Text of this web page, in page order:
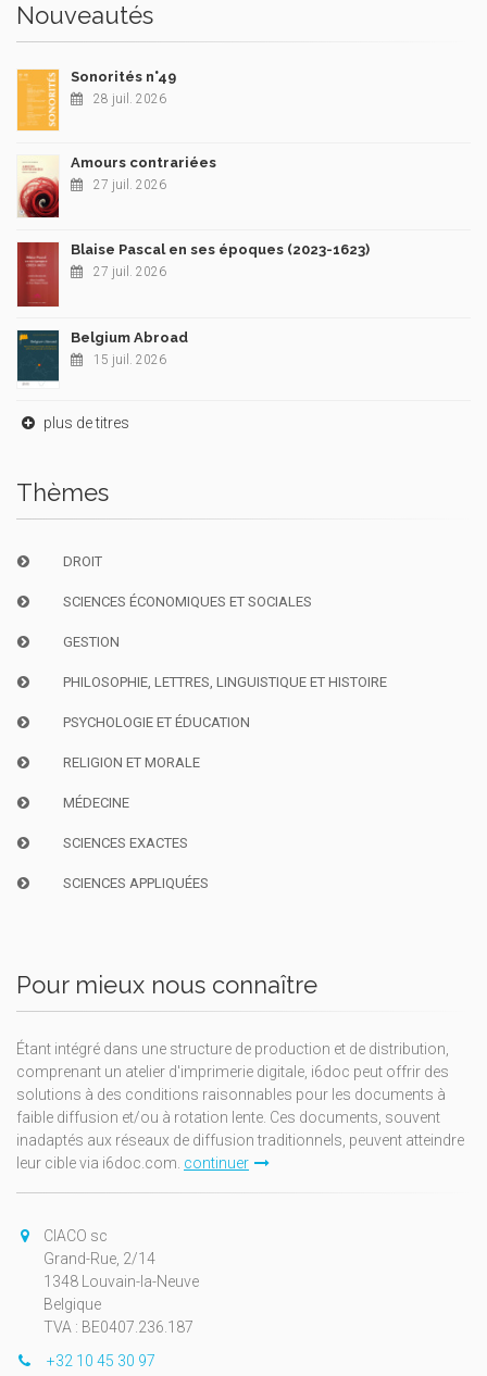
Nouveautés
Sonorités n°49
28 juil. 2026
Amours contrariées
27 juil. 2026
Blaise Pascal en ses époques (2023-1623)
27 juil. 2026
Belgium Abroad
15 juil. 2026
plus de titres
Thèmes
DROIT
SCIENCES ÉCONOMIQUES ET SOCIALES
GESTION
PHILOSOPHIE, LETTRES, LINGUISTIQUE ET HISTOIRE
PSYCHOLOGIE ET ÉDUCATION
RELIGION ET MORALE
MÉDECINE
SCIENCES EXACTES
SCIENCES APPLIQUÉES
Pour mieux nous connaître
Étant intégré dans une structure de production et de distribution,
comprenant un atelier d'imprimerie digitale, i6doc peut offrir des
solutions à des conditions raisonnables pour les documents à
faible diffusion et/ou à rotation lente. Ces documents, souvent
inadaptés aux réseaux de diffusion traditionnels, peuvent atteindre
leur cible via i6doc.com. continuer
CIACO sc
Grand-Rue, 2/14
1348 Louvain-la-Neuve
Belgique
TVA : BE0407.236.187
+32 10 45 30 97